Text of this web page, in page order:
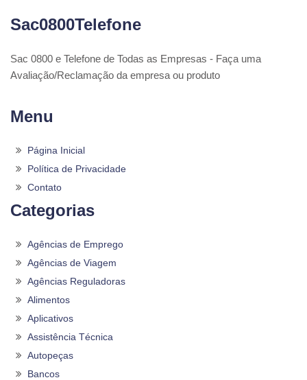
Sac0800Telefone
Sac 0800 e Telefone de Todas as Empresas - Faça uma
Avaliação/Reclamação da empresa ou produto
Menu
Página Inicial
Política de Privacidade
Contato
Categorias
Agências de Emprego
Agências de Viagem
Agências Reguladoras
Alimentos
Aplicativos
Assistência Técnica
Autopeças
Bancos